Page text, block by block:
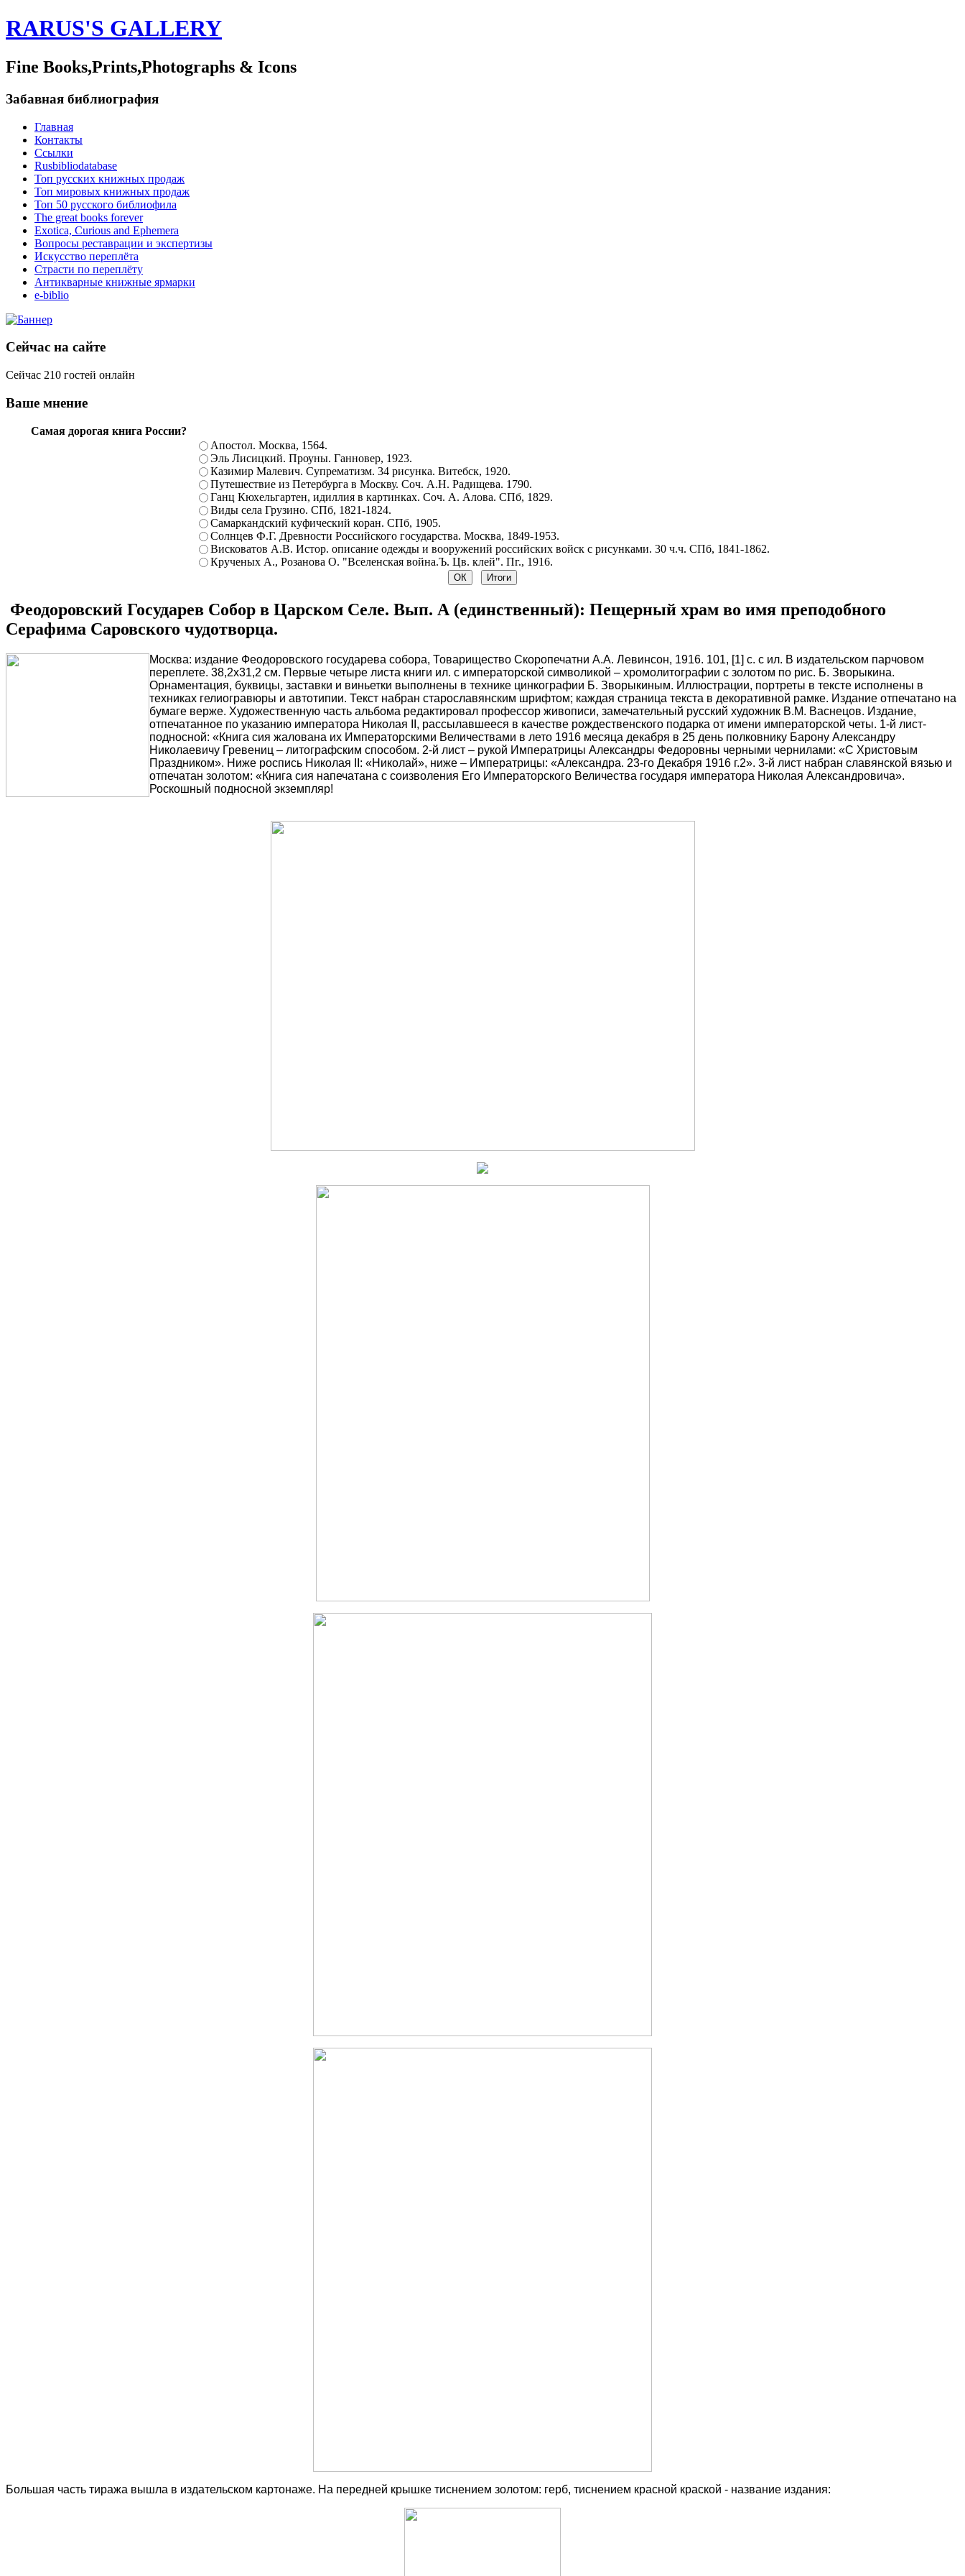
RARUS'S GALLERY
Fine Books,Prints,Photographs & Icons
Забавная библиография
Главная
Контакты
Ссылки
Rusbibliodatabase
Топ русских книжных продаж
Топ мировых книжных продаж
Топ 50 русского библиофила
The great books forever
Exotica, Curious and Ephemera
Вопросы реставрации и экспертизы
Искусство переплёта
Страсти по переплёту
Антикварные книжные ярмарки
e-biblio
Сейчас на сайте
Сейчас 210 гостей онлайн
Ваше мнение
Самая дорогая книга России?
Апостол. Москва, 1564.
Эль Лисицкий. Проуны. Ганновер, 1923.
Казимир Малевич. Супрематизм. 34 рисунка. Витебск, 1920.
Путешествие из Петербурга в Москву. Соч. А.Н. Радищева. 1790.
Ганц Кюхельгартен, идиллия в картинках. Соч. А. Алова. СПб, 1829.
Виды села Грузино. СПб, 1821-1824.
Самаркандский куфический коран. СПб, 1905.
Солнцев Ф.Г. Древности Российского государства. Москва, 1849-1953.
Висковатов А.В. Истор. описание одежды и вооружений российских войск с рисунками. 30 ч.ч. СПб, 1841-1862.
Крученых А., Розанова О. "Вселенская война.Ъ. Цв. клей". Пг., 1916.
Феодоровский Государев Собор в Царском Селе. Вып. А (единственный): Пещерный храм во имя преподобного
Серафима Саровского чудотворца.
Москва: издание Феодоровского государева собора, Товарищество Скоропечатни А.А. Левинсон, 1916. 101, [1] с. с ил. В издательском парчовом
переплете. 38,2х31,2 см. Первые четыре листа книги ил. с императорской символикой – хромолитографии с золотом по рис. Б. Зворыкина.
Орнаментация, буквицы, заставки и виньетки выполнены в технике цинкографии Б. Зворыкиным. Иллюстрации, портреты в тексте исполнены в
техниках гелиогравюры и автотипии. Текст набран старославянским шрифтом; каждая страница текста в декоративной рамке. Издание отпечатано на
бумаге верже. Художественную часть альбома редактировал профессор живописи, замечательный русский художник В.М. Васнецов. Издание,
отпечатанное по указанию императора Николая II, рассылавшееся в качестве рождественского подарка от имени императорской четы. 1-й лист-
подносной: «Книга сия жалована их Императорскими Величествами в лето 1916 месяца декабря в 25 день полковнику Барону Александру
Николаевичу Гревениц – литографским способом. 2-й лист – рукой Императрицы Александры Федоровны черными чернилами: «С Христовым
Праздником». Ниже роспись Николая II: «Николай», ниже – Императрицы: «Александра. 23-го Декабря 1916 г.2». 3-й лист набран славянской вязью и
отпечатан золотом: «Книга сия напечатана с соизволения Его Императорского Величества государя императора Николая Александровича».
Роскошный подносной экземпляр!
Большая часть тиража вышла в издательском картонаже. На передней крышке тиснением золотом: герб, тиснением красной краской - название издания: